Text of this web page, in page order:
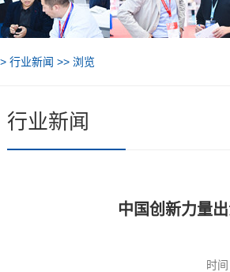
行业新闻 >> 浏览
行业新闻
中国创新力量
时